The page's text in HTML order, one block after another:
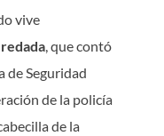
vive
redada, que contó
de Seguridad
de la policía
de la